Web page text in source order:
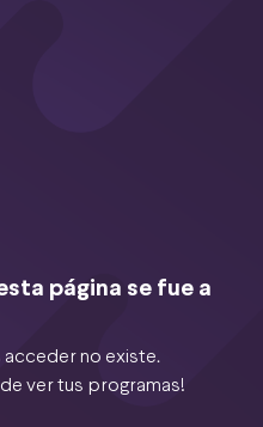
página se fue a
acceder no existe.
ver tus programas!